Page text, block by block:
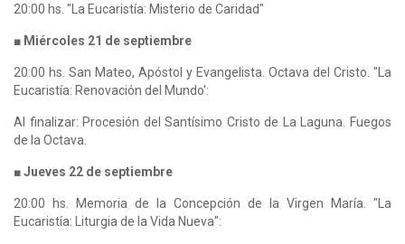
20:00 hs. "La Eucaristía: Misterio de Caridad"
■ Miércoles 21 de septiembre
20:00 hs. San Mateo, Apóstol y Evangelista. Octava del Cristo. "La
Eucaristía: Renovación del Mundo':
Al finalizar: Procesión del Santísimo Cristo de La Laguna. Fuegos
de la Octava.
■ Jueves 22 de septiembre
20:00 hs. Memoria de la Concepción de la Virgen María. "La
Eucaristía: Liturgia de la Vida Nueva":